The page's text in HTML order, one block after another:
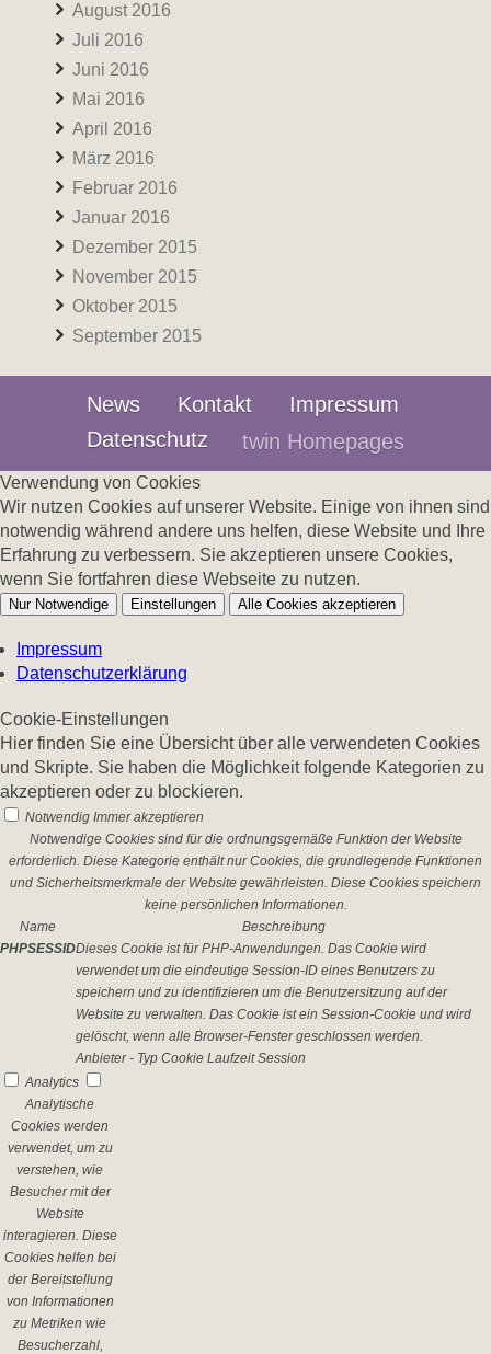
August 2016
Juli 2016
Juni 2016
Mai 2016
April 2016
März 2016
Februar 2016
Januar 2016
Dezember 2015
November 2015
Oktober 2015
September 2015
News Kontakt
Impressum
Datenschutz
twin Homepages
Verwendung von Cookies
Wir nutzen Cookies auf unserer Website. Einige von ihnen sind
notwendig während andere uns helfen, diese Website und Ihre
Erfahrung zu verbessern. Sie akzeptieren unsere Cookies,
wenn Sie fortfahren diese Webseite zu nutzen.
Nur Notwendige Einstellungen Alle Cookies akzeptieren
Impressum
Datenschutzerklärung
Cookie-Einstellungen
Hier finden Sie eine Übersicht über alle verwendeten Cookies
und Skripte. Sie haben die Möglichkeit folgende Kategorien zu
akzeptieren oder zu blockieren.
Notwendig Immer akzeptieren
Notwendige Cookies sind für die ordnungsgemäße Funktion der Website
erforderlich. Diese Kategorie enthält nur Cookies, die grundlegende Funktionen
und Sicherheitsmerkmale der Website gewährleisten. Diese Cookies speichern
keine persönlichen Informationen.
Name
Beschreibung
PHPSESSIDDieses Cookie ist für PHP-Anwendungen. Das Cookie wird
verwendet um die eindeutige Session-ID eines Benutzers zu
speichern und zu identifizieren um die Benutzersitzung auf der
Website zu verwalten. Das Cookie ist ein Session-Cookie und wird
gelöscht, wenn alle Browser-Fenster geschlossen werden.
Anbieter - Typ Cookie Laufzeit Session
Analytics
Analytische
Cookies werden
verwendet, um zu
verstehen, wie
Besucher mit der
Website
interagieren. Diese
Cookies helfen bei
der Bereitstellung
von Informationen
zu Metriken wie
Besucherzahl,